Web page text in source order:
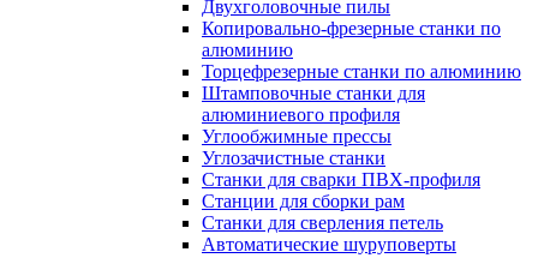
Двухголовочные пилы
Копировально-фрезерные станки по
алюминию
Торцефрезерные станки по алюминию
Штамповочные станки для
алюминиевого профиля
Углообжимные прессы
Углозачистные станки
Станки для сварки ПВХ-профиля
Станции для сборки рам
Станки для сверления петель
Автоматические шуруповерты